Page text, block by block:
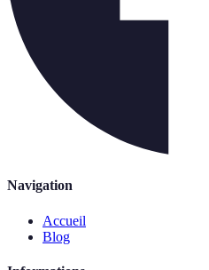
Navigation
Accueil
Blog